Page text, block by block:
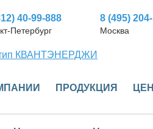
40-99-888
Петербург
8 (495)
Москва
ПРОДУКЦИЯ